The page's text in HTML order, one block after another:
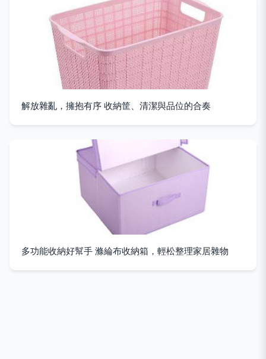
解放雜亂，擁抱有序 收納筐、清潔與品位的合奏
多功能收納好幫手 滌綸布收納箱，輕松整理家居雜物